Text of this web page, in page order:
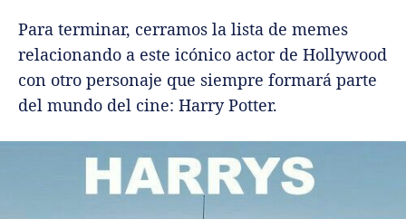
Para terminar, cerramos la lista de memes
relacionando a este icónico actor de Hollywood
con otro personaje que siempre formará parte
del mundo del cine: Harry Potter.